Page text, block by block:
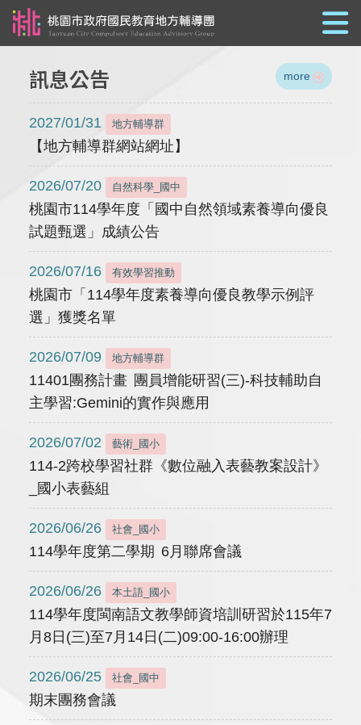
訊息公告 more
2027/01/31 地方輔導群
【地方輔導群網站網址】
2026/07/20 自然科學_國中
桃園市114學年度「國中自然領域素養導向優良
試題甄選」成績公告
2026/07/16 有效學習推動
桃園市「114學年度素養導向優良教學示例評
選」獲獎名單
2026/07/09 地方輔導群
11401團務計畫 團員增能研習(三)-科技輔助自
主學習:Gemini的實作與應用
2026/07/02 藝術_國小
114-2跨校學習社群《數位融入表藝教案設計》
_國小表藝組
2026/06/26 社會_國小
114學年度第二學期 6月聯席會議
2026/06/26 本土語_國小
114學年度閩南語文教學師資培訓研習於115年7
月8日(三)至7月14日(二)09:00-16:00辦理
2026/06/25 社會_國中
期末團務會議